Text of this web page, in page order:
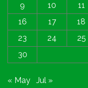
9
10 11
16
17 18
23
24 25
30
« May Jul »